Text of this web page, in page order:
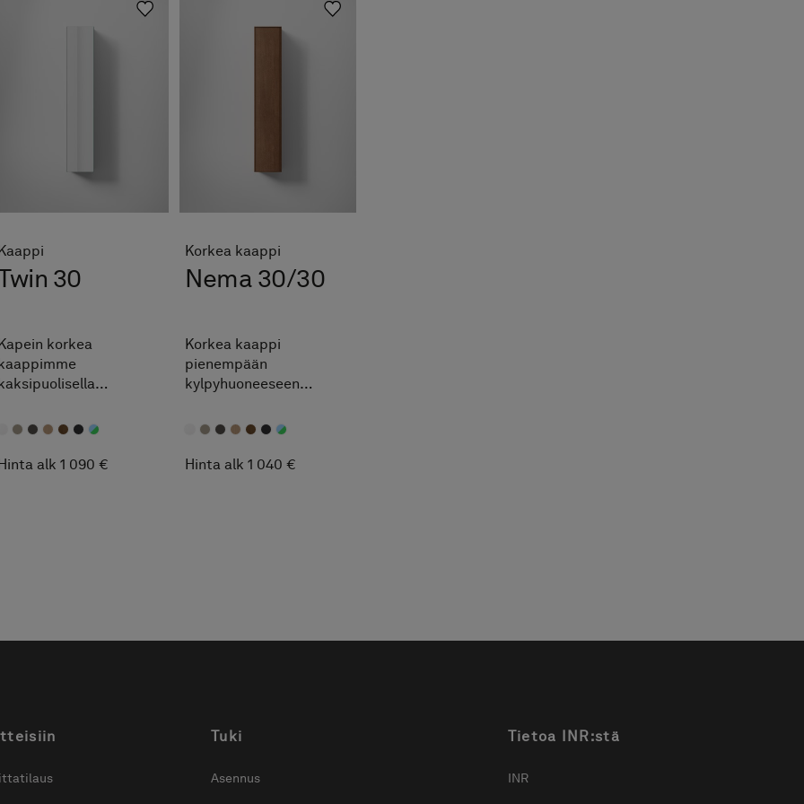
30
korkea
siirrettävää hyllyä. TX
alk 1 090 €
Korkea kaappi
Nema 30/30
Korkea kaappi
pienempään
kylpyhuoneeseen
Hinta alk 1 040 €
Tuki
Asennus
Tietoa INR:stä
INR